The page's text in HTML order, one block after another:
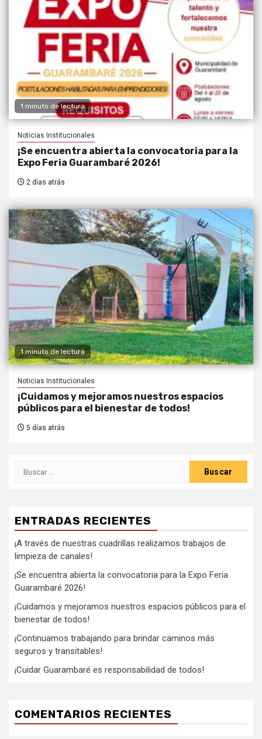
1 minuto de lectura
Noticias Institucionales
¡Se encuentra abierta la convocatoria para la
Expo Feria Guarambaré 2026!
2 días atrás
1 minuto de lectura
Noticias Institucionales
¡Cuidamos y mejoramos nuestros espacios
públicos para el bienestar de todos!
5 días atrás
ENTRADAS RECIENTES
¡A través de nuestras cuadrillas realizamos trabajos de
limpieza de canales!
¡Se encuentra abierta la convocatoria para la Expo Feria
Guarambaré 2026!
¡Cuidamos y mejoramos nuestros espacios públicos para el
bienestar de todos!
¡Continuamos trabajando para brindar caminos más
seguros y transitables!
¡Cuidar Guarambaré es responsabilidad de todos!
COMENTARIOS RECIENTES